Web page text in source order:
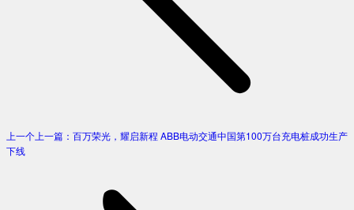
上一个 上一篇： 百万荣光，耀启新程 ABB电动交通中国第100万台充电桩成功生产
下线